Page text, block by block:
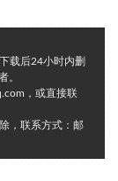
载后24小时内删
。
，或直接联
，联系方式：邮